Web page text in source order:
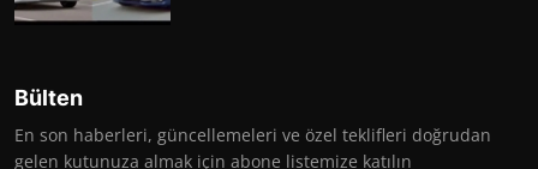
Bülten
En son haberleri, güncellemeleri ve özel teklifleri doğrudan
gelen kutunuza almak için abone listemize katılın